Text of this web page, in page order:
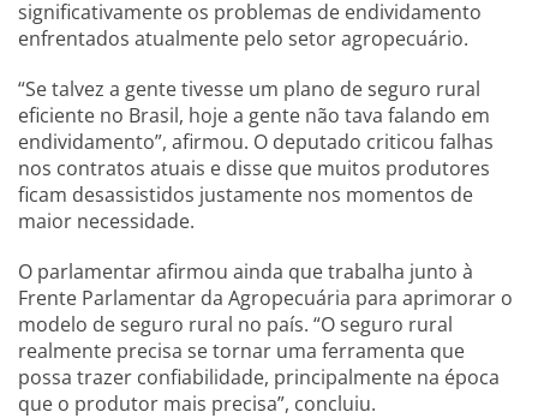
significativamente os problemas de endividamento
enfrentados atualmente pelo setor agropecuário.
“Se talvez a gente tivesse um plano de seguro rural
eficiente no Brasil, hoje a gente não tava falando em
endividamento”, afirmou. O deputado criticou falhas
nos contratos atuais e disse que muitos produtores
ficam desassistidos justamente nos momentos de
maior necessidade.
O parlamentar afirmou ainda que trabalha junto à
Frente Parlamentar da Agropecuária para aprimorar o
modelo de seguro rural no país. “O seguro rural
realmente precisa se tornar uma ferramenta que
possa trazer confiabilidade, principalmente na época
que o produtor mais precisa”, concluiu.